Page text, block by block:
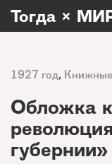
Тогда ×
1927 год,
Обложка
губернии»